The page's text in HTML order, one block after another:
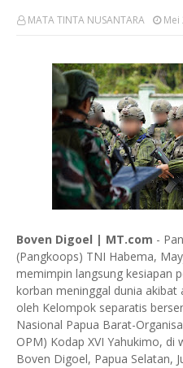
MATA TINTA NUSANTARA Mei
Boven Digoel | MT.com -
(Pangkoops) TNI Habema,
memimpin langsung kesiapan
korban meninggal dunia akibat
oleh Kelompok separatis
Nasional Papua Barat-
OPM) Kodap XVI Yahukimo, di
Boven Digoel, Papua Selatan,